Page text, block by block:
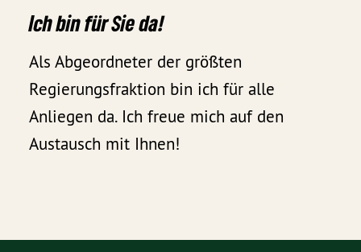
Ich bin für Sie da!
Als Abgeordneter der größten
Regierungsfraktion bin ich für alle
Anliegen da. Ich freue mich auf den
Austausch mit Ihnen!